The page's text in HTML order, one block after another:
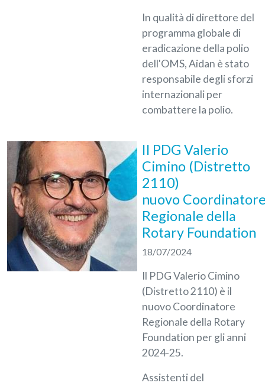
In qualità di direttore del
programma globale di
eradicazione della polio
dell'OMS, Aidan è stato
responsabile degli sforzi
internazionali per
combattere la polio.
Il PDG Valerio
Cimino (Distretto
2110)
nuovo
Regionale della
Rotary Foundation
18/07/2024
Il PDG Valerio Cimino
(Distretto 2110) è il
nuovo Coordinatore
Regionale della Rotary
Foundation per gli anni
2024-25.
Assistenti del